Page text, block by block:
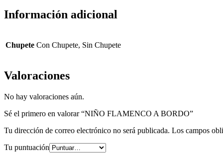
Información adicional
Chupete Con Chupete, Sin Chupete
Valoraciones
No hay valoraciones aún.
Sé el primero en valorar “NIÑO FLAMENCO A BORDO”
Tu dirección de correo electrónico no será publicada. Los campos
Tu puntuación